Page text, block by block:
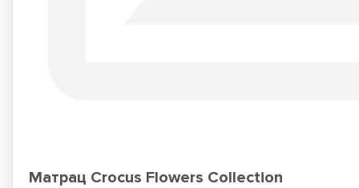
Матрац Crocus Flowers Collection